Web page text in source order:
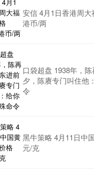
安信 4月1日香港周
港币/两
口袋超盘 1938年，
夕，陈赓专门叫住他
令
黑牛策略 4月11日中
元/克